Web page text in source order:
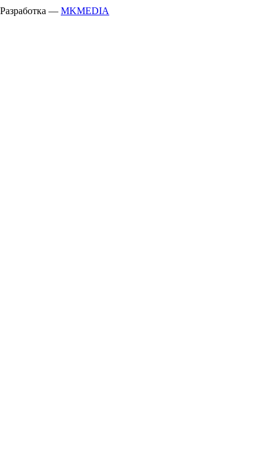
Разработка — MKMEDIA